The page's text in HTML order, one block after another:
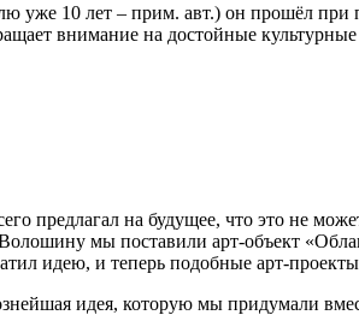
уже 10 лет – прим. авт.) он прошёл при
внимание на достойные
предлагал на будущее, что это не
мы поставили арт-объект
идею, и теперь подобные арт-проекты
идея, которую мы придумали